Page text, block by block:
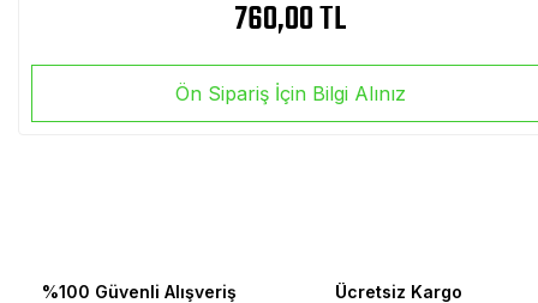
760,00 TL
Ön Sipariş İçin Bilgi Alınız
%100 Güvenli Alışveriş Ücretsiz Kargo